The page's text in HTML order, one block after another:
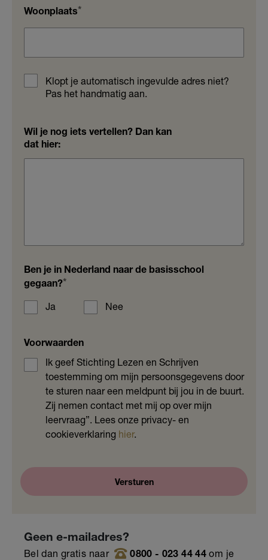
Woonplaats
Klopt je automatisch ingevulde adres niet?
Pas het handmatig aan.
Wil je nog iets vertellen? Dan kan
dat hier:
Ben je in Nederland naar de basisschool
gegaan?
Ja Nee
Voorwaarden
Ik geef Stichting Lezen en Schrijven
toestemming om mijn persoonsgegevens door
te sturen naar een meldpunt bij jou in de buurt.
Zij nemen contact met mij op over mijn
leervraag”. Lees onze privacy- en
cookieverklaring hier.
Geen e-mailadres?
Bel dan gratis naar 0800 - 023 44 44 om je